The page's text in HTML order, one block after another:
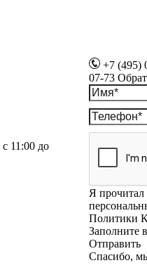
с 11:00 до
+7 (495)
07-73
Я прочитал
Политики
Заполните
Отправить
Спасибо,